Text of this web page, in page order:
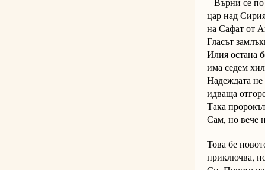
цар над
на Сафат от
Гласът
Илия остана
има седем
Надеждата не
идваща
Така
Сам, но вече
Това бе
приключва,